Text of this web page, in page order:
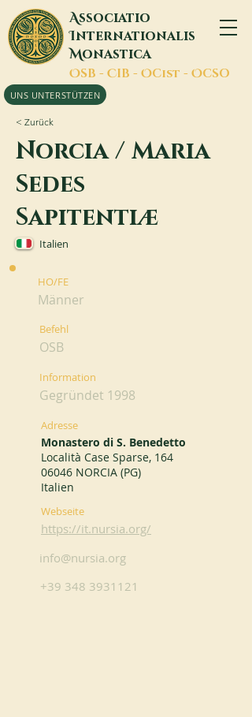
Associatio
Internationalis
Monastica
OSB - CIB - OCist - OCSO
UNS UNTERSTÜTZEN
< Zurück
Norcia / Maria
Sedes
Sapitentiæ
Italien
HO/FE
Männer
Befehl
OSB
Information
Gegründet 1998
Adresse
Monastero di S. Benedetto
Località Case Sparse, 164
06046 NORCIA (PG)
Italien
Webseite
https://it.nursia.org/
info@nursia.org
+39 348 3931121